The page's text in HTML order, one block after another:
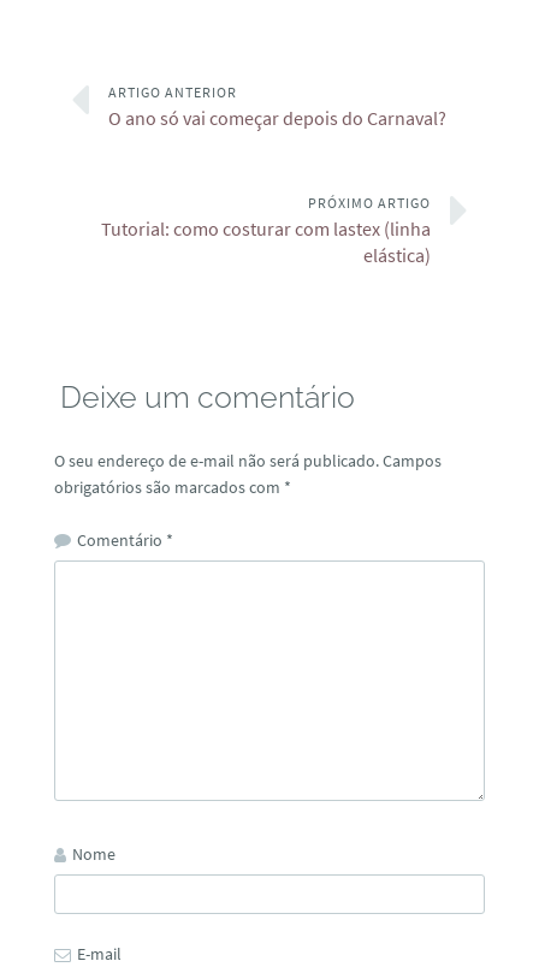
ARTIGO ANTERIOR
O ano só vai começar depois do Carnaval?
PRÓXIMO ARTIGO
Tutorial: como costurar com lastex (linha
elástica)
Deixe um comentário
O seu endereço de e-mail não será publicado.Campos
obrigatórios são marcados com *
Comentário *
Nome
E-mail